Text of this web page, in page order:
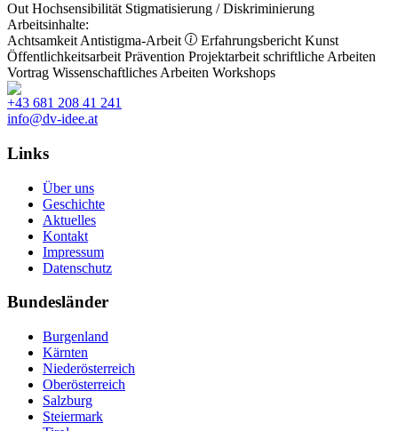
Out Hochsensibilität Stigmatisierung / Diskriminierung
Arbeitsinhalte:
Achtsamkeit Antistigma-Arbeit Erfahrungsbericht Kunst
Öffentlichkeitsarbeit Prävention Projektarbeit schriftliche Arbeiten
Vortrag Wissenschaftliches Arbeiten Workshops
+43 681 208 41 241
info@dv-idee.at
Links
Über uns
Geschichte
Aktuelles
Kontakt
Impressum
Datenschutz
Bundesländer
Burgenland
Kärnten
Niederösterreich
Oberösterreich
Salzburg
Steiermark